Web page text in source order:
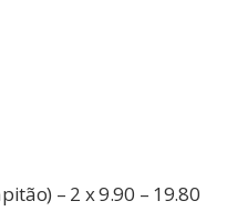
– 2 x 9.90 – 19.80